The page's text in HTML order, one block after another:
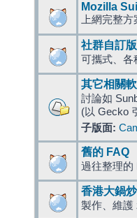
Mozilla
上網完整
社群自訂
可攜式、各
其它相關
討論如
(以 Gecko
子版面:
舊的 FAQ
過往整理的
香港大鍋炒
製作、維護